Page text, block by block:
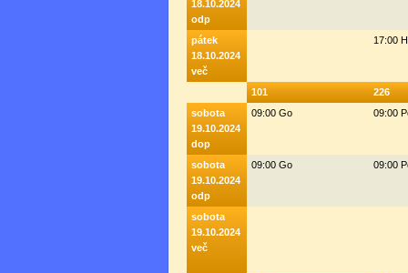
18.10.2024
odp
pátek
18.10.2024
več
17:00
101
226
sobota
19.10.2024
dop
09:00 Go 09:00
sobota
19.10.2024
odp
09:00 Go 09:00
sobota
19.10.2024
več